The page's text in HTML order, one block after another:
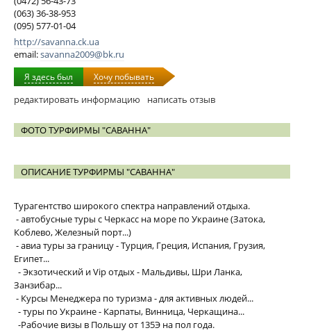
(063) 36-38-953
(095) 577-01-04
http://savanna.ck.ua
email:savanna2009@bk.ru
Я здесь был Хочу побывать
редактировать информацию написать отзыв
ФОТО ТУРФИРМЫ "САВАННА"
ОПИСАНИЕ ТУРФИРМЫ "САВАННА"
Турагентство широкого спектра направлений отдыха.
- автобусные туры с Черкасс на море по Украине (Затока,
Коблево, Железный порт...)
- авиа туры за границу - Турция, Греция, Испания, Грузия,
Египет...
- Экзотический и Vip отдых - Мальдивы, Шри Ланка,
Занзибар...
- Курсы Менеджера по туризма - для активных людей...
- туры по Украине - Карпаты, Винница, Черкащина...
-Рабочие визы в Польшу от 135Э на пол года.